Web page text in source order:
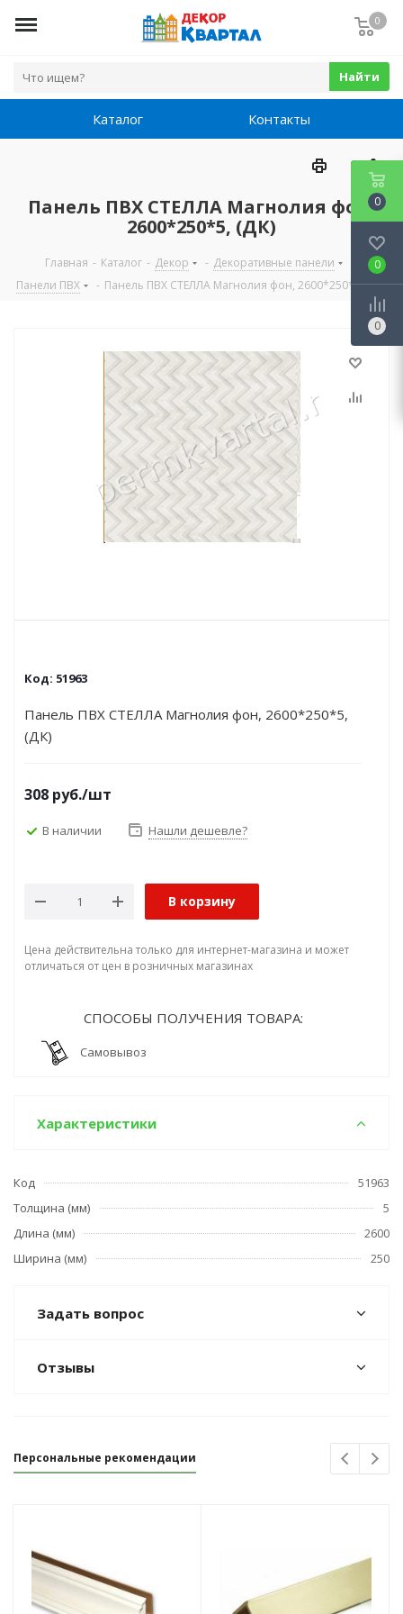
0
Найти
Каталог Контакты
Панель ПВХ СТЕЛЛА Магнолия фон,
2600*250*5, (ДК)
Главная - Каталог - Декор - Декоративные панели
Панели ПВХ
- Панель ПВХ СТЕЛЛА Магнолия фон, 2600*250*5, (ДК)
Код: 51963
Панель ПВХ СТЕЛЛА Магнолия фон, 2600*250*5,
(ДК)
308 руб./шт
В наличии Нашли дешевле?
В корзину
Цена действительна только для интернет-магазина и может
отличаться от цен в розничных магазинах
СПОСОБЫ ПОЛУЧЕНИЯ ТОВАРА:
Самовывоз
Характеристики
Код
51963
Толщина (мм)
5
Длина (мм)
2600
Ширина (мм)
250
Задать вопрос
Отзывы
Персональные рекомендации
0
0
0